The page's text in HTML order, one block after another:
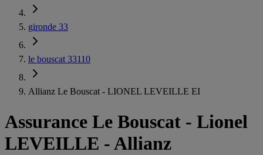
gironde 33
le bouscat 33110
Allianz Le Bouscat - LIONEL LEVEILLE EI
Assurance Le Bouscat - Lionel
LEVEILLE - Allianz